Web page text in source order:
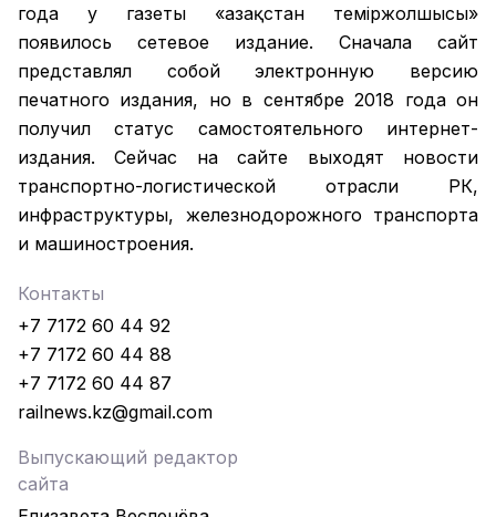
года у газеты «Қазақстан теміржолшысы»
появилось сетевое издание. Сначала сайт
представлял собой электронную версию
печатного издания, но в сентябре 2018 года он
получил статус самостоятельного интернет-
издания. Сейчас на сайте выходят новости
транспортно-логистической отрасли РК,
инфраструктуры, железнодорожного транспорта
и машиностроения.
Контакты
+7 7172 60 44 92
+7 7172 60 44 88
+7 7172 60 44 87
railnews.kz@gmail.com
Выпускающий редактор
сайта